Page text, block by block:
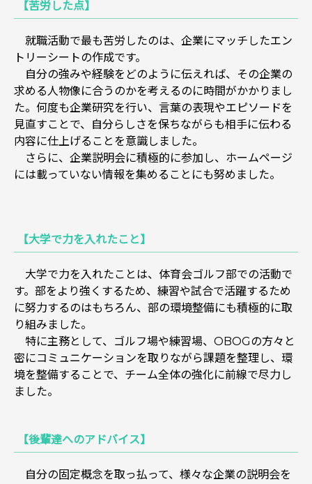
【苦労した点】
就職活動で最も苦労したのは、企業にマッチしたエン
トリーシートの作成です。
自分の強みや経験をどのように伝えれば、その企業の
求める人物像に合うのかを考えるのに時間がかかりまし
た。何度も企業研究を行い、言葉の表現やエピソードを
見直すことで、自分らしさを保ちながらも相手に伝わる
内容に仕上げることを意識しました。
さらに、企業説明会に積極的に参加し、ホームページ
には載っていない情報を集めることにも努めました。
【大学で力を入れたこと】
大学で力を入れたことは、体育会ゴルフ部での活動で
す。部をより強くするため、練習や試合で活躍するため
に努力するのはもちろん、部の環境整備にも積極的に取
り組みました。
特に主務として、ゴルフ場や練習場、OBOGの方々と
密にコミュニケーションを取りながら課題を整理し、環
境を整備することで、チーム全体の強化に前線で尽力し
ました。
【後輩達へのアドバイス】
自分の固定概念を取っ払って、様々な企業の説明会を